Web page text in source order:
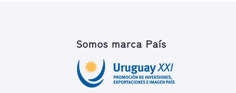
Somos marca País